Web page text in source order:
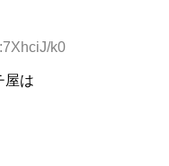
k0
屋は